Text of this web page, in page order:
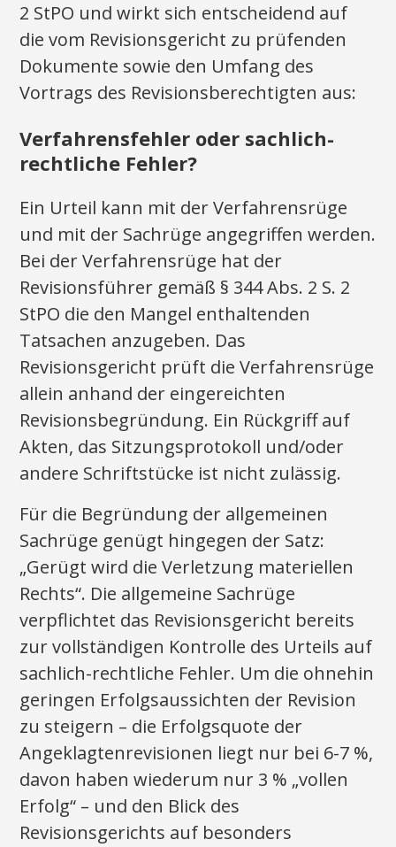
2 StPO und wirkt sich entscheidend auf
die vom Revisionsgericht zu prüfenden
Dokumente sowie den Umfang des
Vortrags des Revisionsberechtigten aus:
Verfahrensfehler oder sachlich-
rechtliche Fehler?
Ein Urteil kann mit der Verfahrensrüge
und mit der Sachrüge angegriffen werden.
Bei der Verfahrensrüge hat der
Revisionsführer gemäß § 344 Abs. 2 S. 2
StPO die den Mangel enthaltenden
Tatsachen anzugeben. Das
Revisionsgericht prüft die Verfahrensrüge
allein anhand der eingereichten
Revisionsbegründung. Ein Rückgriff auf
Akten, das Sitzungsprotokoll und/oder
andere Schriftstücke ist nicht zulässig.
Für die Begründung der allgemeinen
Sachrüge genügt hingegen der Satz:
„Gerügt wird die Verletzung materiellen
Rechts“. Die allgemeine Sachrüge
verpflichtet das Revisionsgericht bereits
zur vollständigen Kontrolle des Urteils auf
sachlich-rechtliche Fehler. Um die ohnehin
geringen Erfolgsaussichten der Revision
zu steigern – die Erfolgsquote der
Angeklagtenrevisionen liegt nur bei 6-7 %,
davon haben wiederum nur 3 % „vollen
Erfolg“ – und den Blick des
Revisionsgerichts auf besonders